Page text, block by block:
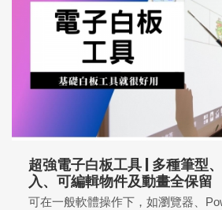
超強電子白板工具 | 多種筆型
入、可編輯物件及動畫全保留
可在一般軟體操作下，如瀏覽器、